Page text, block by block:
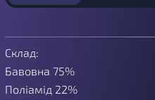
Склад:
Бавовна 75%
Поліамід 22%